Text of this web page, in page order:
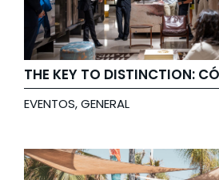
EVENTOS,GENERAL